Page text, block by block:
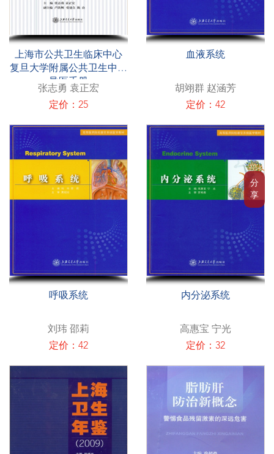
分
享
上海市公共卫生临床中心
复旦大学附属公共卫生中心
导医手册
张志勇 袁正宏
定价：25
血液系统
胡翊群 赵涵芳
定价：42
呼吸系统
刘玮 邵莉
定价：42
内分泌系统
高惠宝 宁光
定价：32